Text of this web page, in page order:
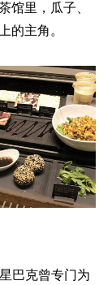
里，瓜子、
主角。
巴克曾专门为